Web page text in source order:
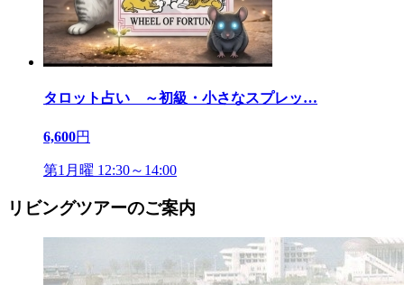
タロット占い ～初級・小さなスプレッ…
6,600円
第1月曜 12:30～14:00
リビングツアーのご案内